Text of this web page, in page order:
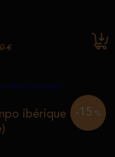
€
ibérique 50%
-15 %